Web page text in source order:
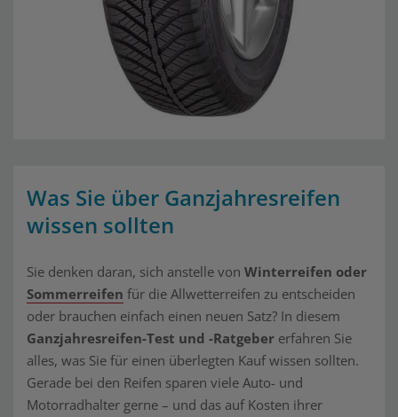
Was Sie über Ganzjahresreifen
wissen sollten
Sie denken daran, sich anstelle von Winterreifen oder
Sommerreifen für die Allwetterreifen zu entscheiden
oder brauchen einfach einen neuen Satz? In diesem
Ganzjahresreifen-Test und -Ratgeber erfahren Sie
alles, was Sie für einen überlegten Kauf wissen sollten.
Gerade bei den Reifen sparen viele Auto- und
Motorradhalter gerne – und das auf Kosten ihrer